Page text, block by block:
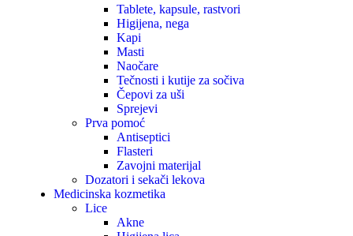
Tablete, kapsule, rastvori
Higijena, nega
Kapi
Masti
Naočare
Tečnosti i kutije za sočiva
Čepovi za uši
Sprejevi
Prva pomoć
Antiseptici
Flasteri
Zavojni materijal
Dozatori i sekači lekova
Medicinska kozmetika
Lice
Akne